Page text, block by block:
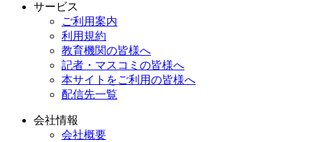
サービス
ご利用案内
利用規約
教育機関の皆様へ
記者・マスコミの皆様へ
本サイトをご利用の皆様へ
配信先一覧
会社情報
会社概要